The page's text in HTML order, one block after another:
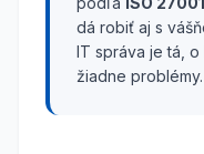
dá robiť aj s
IT správa je tá,
žiadne problémy.